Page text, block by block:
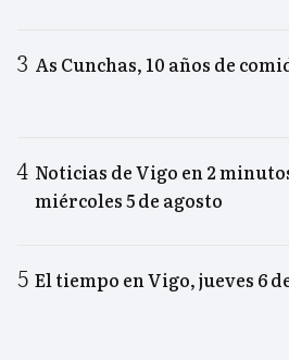
As Cunchas, 10 años de
Noticias de Vigo en 2
miércoles 5 de agosto
El tiempo en Vigo, jueves 6